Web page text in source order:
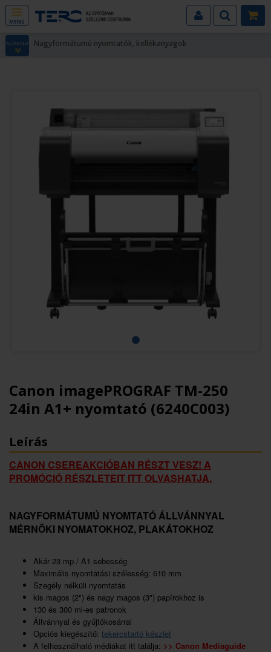
MENÜ
ALMENÜ Nagyformátumú nyomtatók, kellékanyagok
Canon imagePROGRAF TM-250
24in A1+ nyomtató (6240C003)
Leírás
CANON CSEREAKCIÓBAN RÉSZT VESZ! A
PROMÓCIÓ RÉSZLETEIT ITT OLVASHATJA.
NAGYFORMÁTUMÚ NYOMTATÓ ÁLLVÁNNYAL
MÉRNÖKI NYOMATOKHOZ, PLAKÁTOKHOZ
Akár 23 mp / A1 sebesség
Maximális nyomtatási szélesség: 610 mm
Szegély nélküli nyomtatás
kis magos (2") és nagy magos (3") papírokhoz is
130 és 300 ml-es patronok
Állvánnyal és gyűjtőkosárral
Opciós kiegészítő: tekercstartó készlet
A felhasználható médiákat itt találja: >> Canon Mediaguide